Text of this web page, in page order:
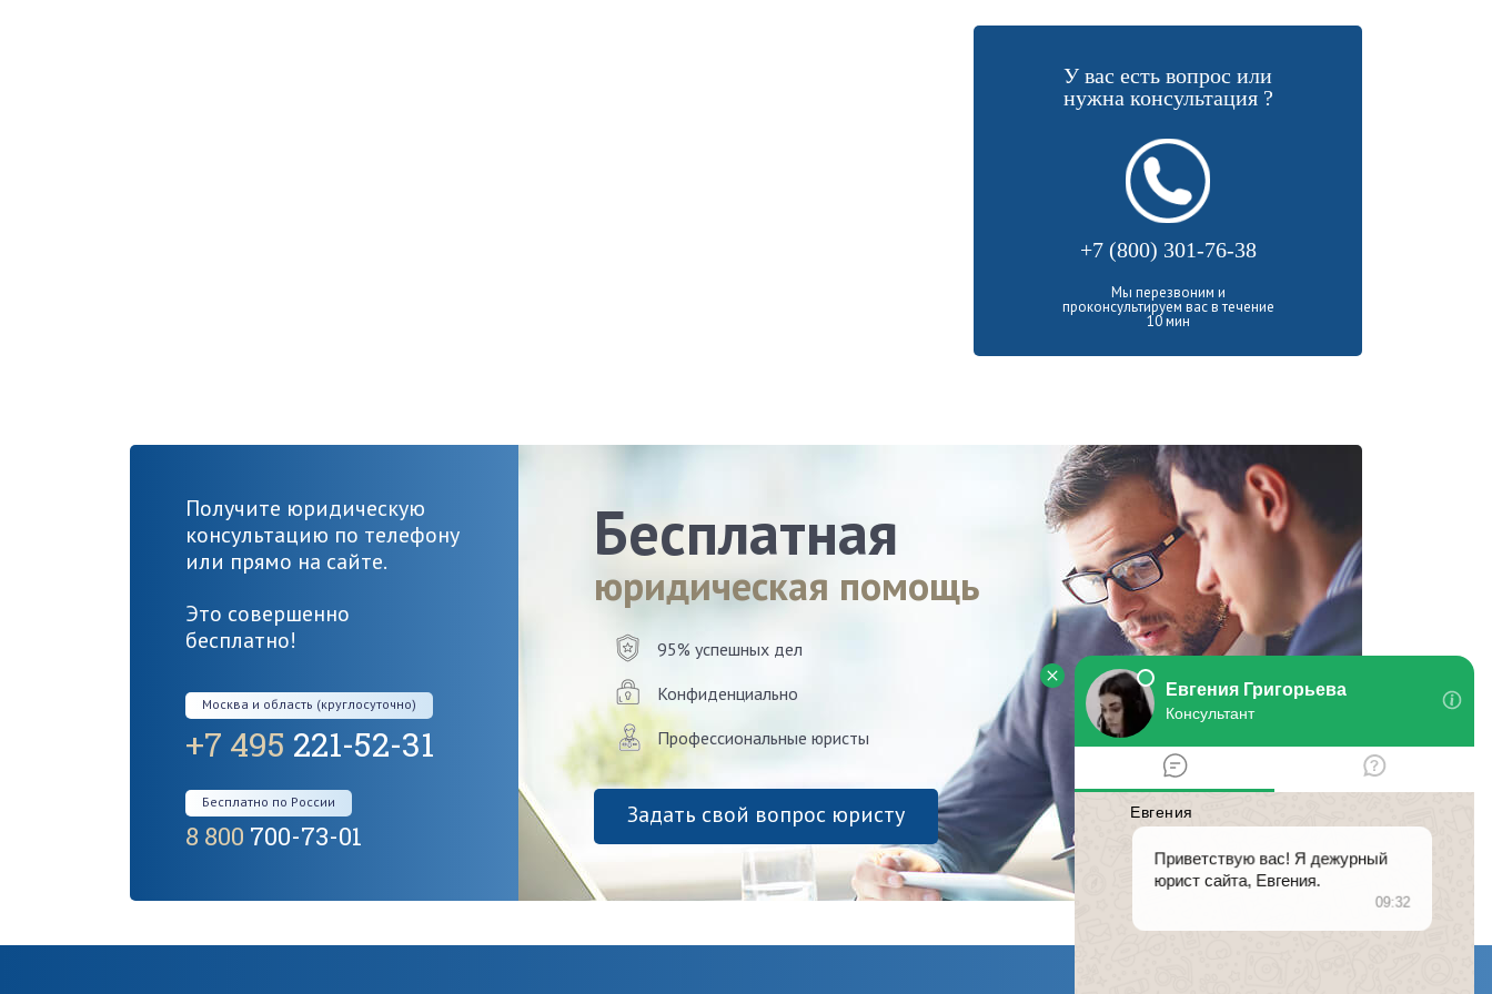
У вас есть вопрос или
нужна консультация ?
+7 (800) 301-76-38
Мы перезвоним и
проконсультируем вас в течение
10 мин
Получите юридическую
консультацию по телефону
или прямо на сайте.
Это совершенно
бесплатно!
Москва и область (круглосуточно)
+7 495 221-52-31
Бесплатно по России
8 800 700-73-01
Бесплатная
юридическая помощь
95% успешных дел
Конфиденциально
Профессиональные юристы
Задать свой вопрос юристу